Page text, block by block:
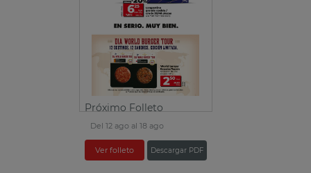
Próximo Folleto
Del 12 ago al 18 ago
Ver folleto Descargar PDF